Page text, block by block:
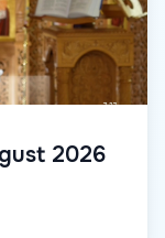
2026